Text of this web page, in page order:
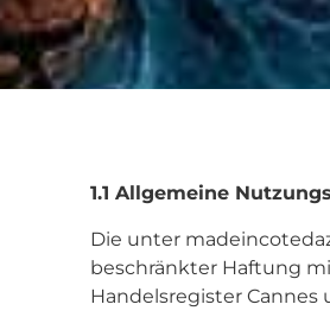
1.1 Allgemeine
Die unter
beschränkter Haftung
Handelsregister Cannes